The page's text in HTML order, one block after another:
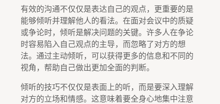
有效的沟通不仅仅是表达自己的观点，更重要的是
能够倾听并理解他人的看法。在面对会议中的质疑
或争论时，倾听是解决问题的关键。许多人在争论
时容易陷入自己观点的主导，而忽略了对方的想
法。通过主动倾听，可以获得更多的信息和不同的
视角，帮助自己做出更加全面的判断。
倾听的技巧不仅仅是表面上的听，而是要深入理解
对方的立场和情感。这意味着要全身心地集中注意